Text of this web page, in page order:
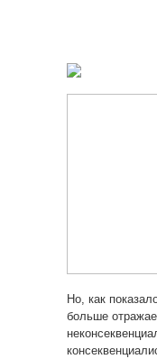
Но, как
больше